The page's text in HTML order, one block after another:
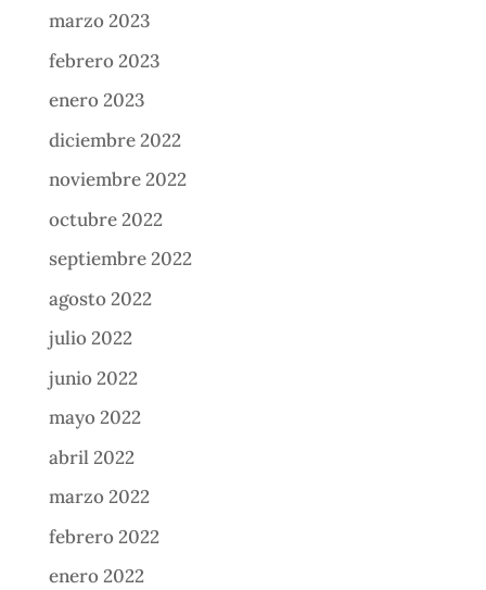
marzo 2023
febrero 2023
enero 2023
diciembre 2022
noviembre 2022
octubre 2022
septiembre 2022
agosto 2022
julio 2022
junio 2022
mayo 2022
abril 2022
marzo 2022
febrero 2022
enero 2022